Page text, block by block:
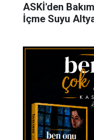
ASKİ'den
İçme Suyu